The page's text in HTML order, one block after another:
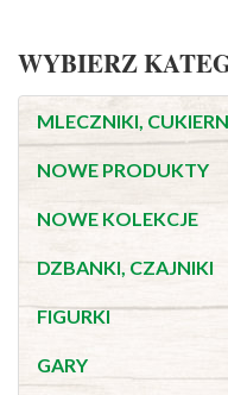
WYBIERZ
MLECZNIKI,
NOWE PRODUKTY
NOWE KOLEKCJE
DZBANKI, CZAJNIKI
FIGURKI
GARY